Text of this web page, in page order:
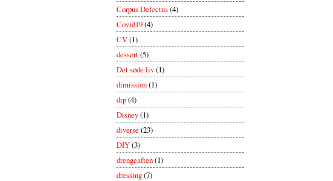
Corpus Defectus(4)
Covid19(4)
CV(1)
dessert(5)
Det søde liv(1)
dimission(1)
dip(4)
Disney(1)
diverse(23)
DIY(3)
drengeaften(1)
dressing(7)